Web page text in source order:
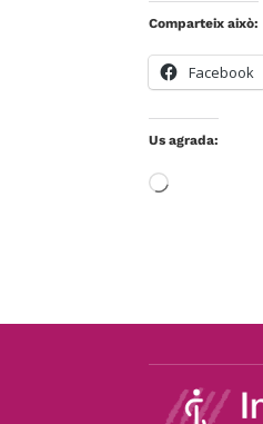
Comparteix això:
Facebook
Us agrada:
S'està